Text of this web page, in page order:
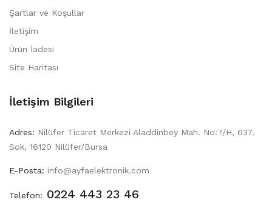
Şartlar ve Koşullar
İletişim
Ürün İadesi
Site Haritası
İletişim Bilgileri
Adres: Nilüfer Ticaret Merkezi Aladdinbey Mah. No:7/H, 637.
Sok, 16120 Nilüfer/Bursa
E-Posta: info@ayfaelektronik.com
Telefon: 0224 443 23 46